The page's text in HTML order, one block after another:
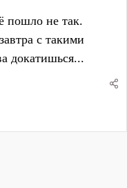
пошло не так.
с такими
докатишься...